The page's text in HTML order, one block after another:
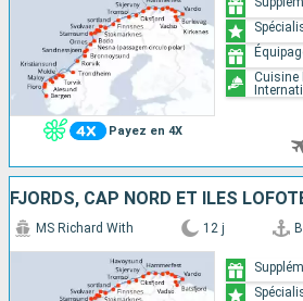
Payez en 4X
Cuisine
FJORDS, CAP NORD ET ÎLES
MS Richard With 12 j